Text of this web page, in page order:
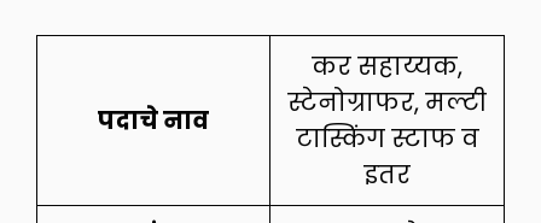
पदाचे नाव
कर सहाय्यक,
स्टेनोग्राफर, मल्टी
टास्किंग स्टाफ व
इतर